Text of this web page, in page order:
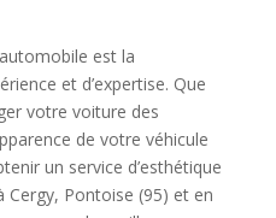
est la
et d’expertise. Que
votre voiture des
de votre véhicule
un service d’esthétique
Pontoise (95) et en